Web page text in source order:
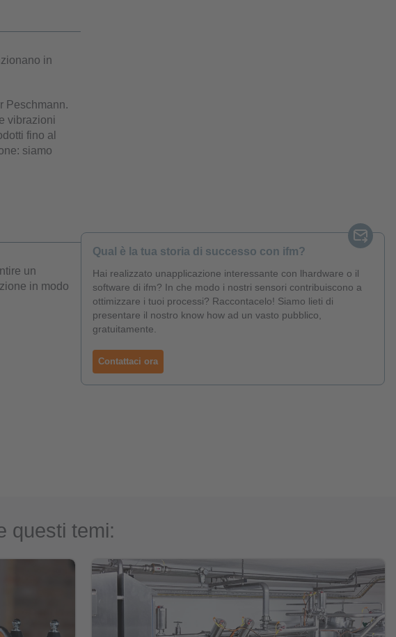
in
Peschmann.
vibrazioni
fino al
siamo
un
in modo
Qual è la tua storia di successo con ifm?
Hai realizzato unapplicazione interessante con lhardware o il
software di ifm? In che modo i nostri sensori contribuiscono a
ottimizzare i tuoi processi? Raccontacelo! Siamo lieti di
presentare il nostro know how ad un vasto pubblico,
gratuitamente.
Contattaci ora
questi temi: